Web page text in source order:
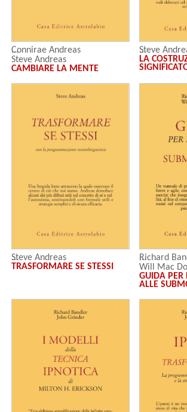
Connirae Andreas
Steve Andreas
CAMBIARE LA MENTE
Steve
LA
Steve Andreas
TRASFORMARE SE STESSI
Richard
Will Mac
GUIDA PER
ALLE